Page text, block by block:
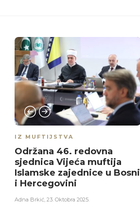
IZ MUFTIJSTVA
Održana 46. redovna
sjednica Vijeća muftija
Islamske zajednice u Bosni
i Hercegovini
Adna Brkić, 23. Oktobra 2025.